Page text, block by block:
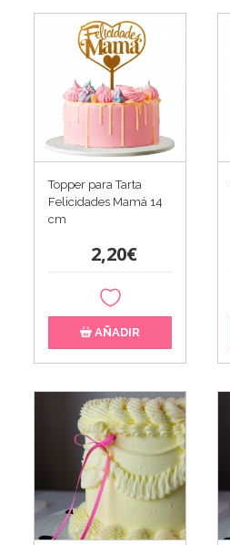
Topper para Tarta
Felicidades Mamá 14
cm
2,20€
AÑADIR